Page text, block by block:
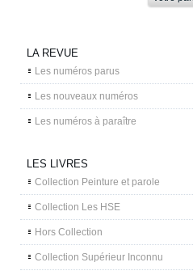
LA REVUE
Les numéros parus
Les nouveaux numéros
Les numéros à paraître
LES LIVRES
Collection Peinture et parole
Collection Les HSE
Hors Collection
Collection Supérieur Inconnu